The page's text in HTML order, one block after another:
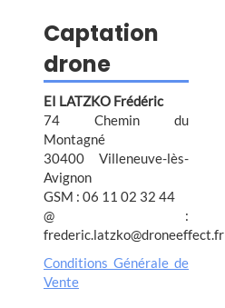
Captation
drone
EI LATZKO Frédéric
74 Chemin du
Montagné
30400 Villeneuve-lès-
Avignon
GSM : 06 11 02 32 44
@ :
frederic.latzko@droneeffect.fr
Conditions Générale de
Vente